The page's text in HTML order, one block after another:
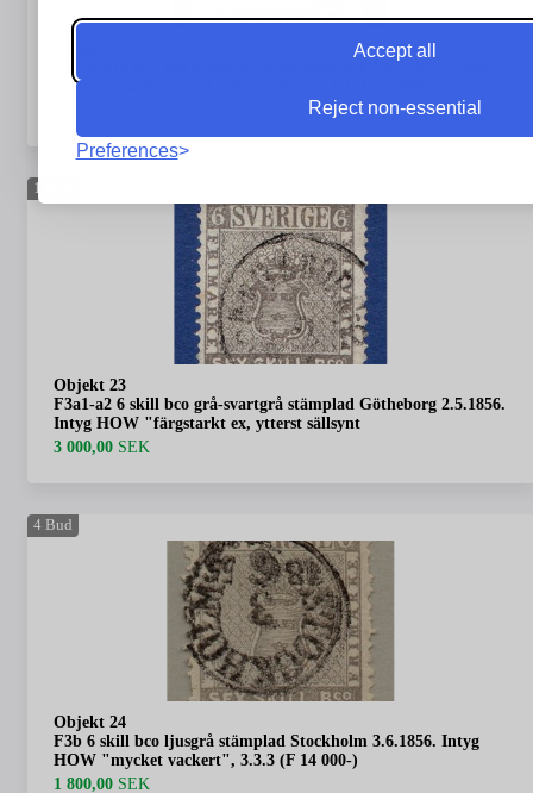
Accept all
Reject non-essential
Preferences
"mycket vackert, rent och fräscht", 3.3.3 (F 12 000-))
1
Objekt 23
F3a1-a2 6 skill bco grå-svartgrå stämplad Götheborg 2.5.1856.
Intyg HOW "färgstarkt ex, ytterst sällsynt
3 000,00 SEK
4 Bud
Objekt 24
F3b 6 skill bco ljusgrå stämplad Stockholm 3.6.1856. Intyg
HOW "mycket vackert", 3.3.3 (F 14 000-)
1 800,00 SEK